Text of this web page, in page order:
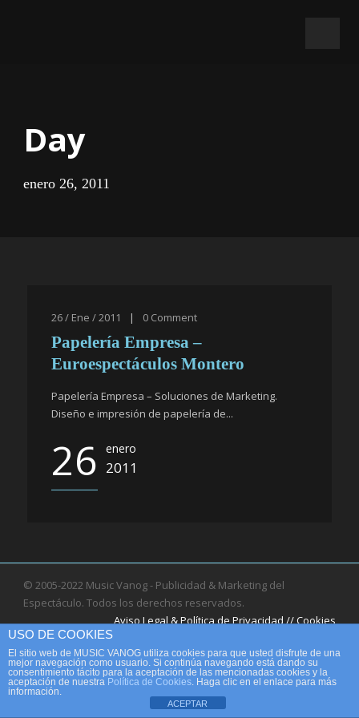
Day
enero 26, 2011
26 / Ene / 2011 | 0 Comment
Papelería Empresa –
Euroespectáculos Montero
Papelería Empresa – Soluciones de Marketing.
Diseño e impresión de papelería de...
26 enero
2011
© 2005-2022 Music Vanog - Publicidad & Marketing del
Espectáculo. Todos los derechos reservados.
Aviso Legal & Política de Privacidad // Cookies
USO DE COOKIES
El sitio web de MUSIC VANOG utiliza cookies para que usted disfrute de una
mejor navegación como usuario. Si continúa navegando está dando su
consentimiento tácito para la aceptación de las mencionadas cookies y la
aceptación de nuestra Política de Cookies. Haga clic en el enlace para más
información.
ACEPTAR